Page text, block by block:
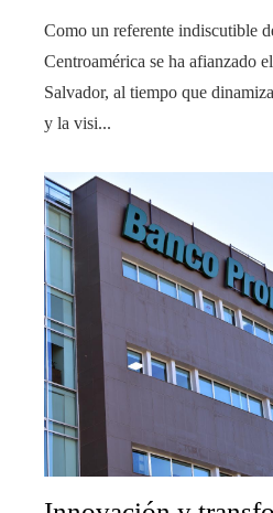
Como un referente indiscutible
Centroamérica se ha afianzado
Salvador, al tiempo que
y la visi...